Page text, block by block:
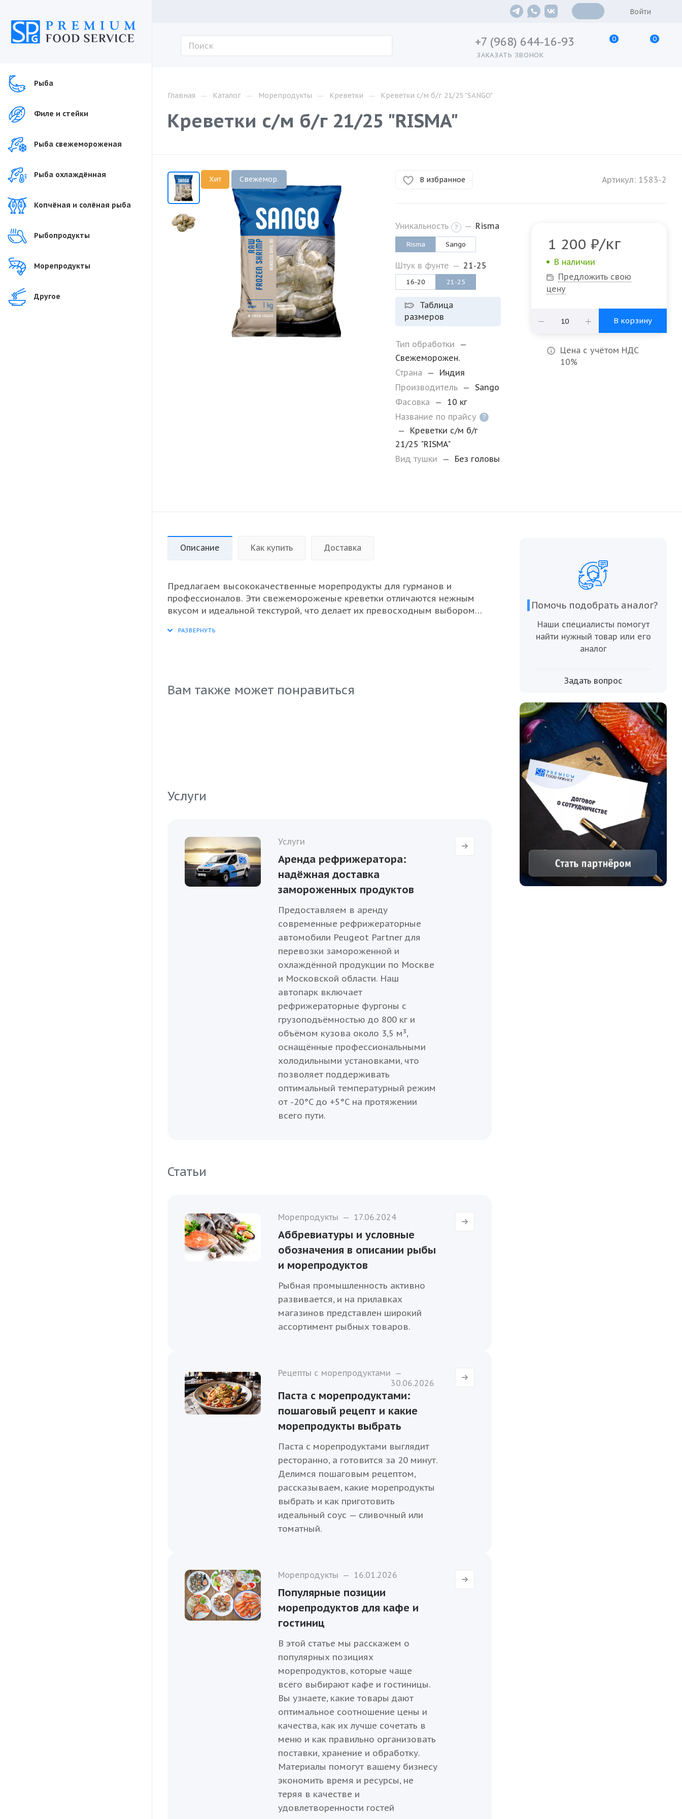
Войти
+7 (968) 644-16-93
ЗАКАЗАТЬ ЗВОНОК
0 0
Рыба
Филе и стейки
Рыба свежемороженая
Рыба охлаждённая
Копчёная и солёная рыба
Рыбопродукты
Морепродукты
Другое
Главная — Каталог — Морепродукты — Креветки — Креветки с/м б/г 21/25 "SANGO"
Креветки с/м б/г 21/25 "RISMA"
Хит Свежемор. В избранное Артикул: 1583-2
Уникальность ? — Risma
Risma Sango
Штук в фунте — 21-25
16-20 21-25
Таблица
размеров
Тип обработки
—
Свежеморожен.
Страна
—
Индия
Производитель —
Sango
Фасовка
—
10 кг
Название по прайсу
?
—
Креветки с/м б/г
21/25 "RISMA"
Вид тушки
— Без головы
1 200 ₽/кг
В наличии
Предложить свою
цену
В корзину
Цена с учётом НДС
10%
Описание Как купить Доставка
Предлагаем высококачественные морепродукты для гурманов и
профессионалов. Эти свежемороженые креветки отличаются нежным
вкусом и идеальной текстурой, что делает их превосходным выбором
качестве изысканной закуски, а также в более объемных кулинарных
отменном качестве!
Вам также может понравиться
Услуги
Услуги
Аренда рефрижератора:
надёжная доставка
замороженных продуктов
Предоставляем в аренду
современные рефрижераторные
автомобили Peugeot Partner для
перевозки замороженной и
охлаждённой продукции по Москве
и Московской области. Наш
автопарк включает
рефрижераторные фургоны с
грузоподъёмностью до 800 кг и
объёмом кузова около 3,5 м³,
оснащённые профессиональными
холодильными установками, что
позволяет поддерживать
оптимальный температурный режим
от -20°C до +5°C на протяжении
всего пути.
Статьи
Морепродукты — 17.06.2024
Аббревиатуры и условные
обозначения в описании рыбы
и морепродуктов
Рыбная промышленность активно
развивается, и на прилавках
магазинов представлен широкий
ассортимент рыбных товаров.
Рецепты с морепродуктами —
30.06.2026
Паста с морепродуктами:
пошаговый рецепт и какие
морепродукты выбрать
Паста с морепродуктами выглядит
ресторанно, а готовится за 20 минут.
Делимся пошаговым рецептом,
рассказываем, какие морепродукты
выбрать и как приготовить
идеальный соус — сливочный или
томатный.
Морепродукты — 16.01.2026
Популярные позиции
морепродуктов для кафе и
гостиниц
В этой статье мы расскажем о
популярных позициях
морепродуктов, которые чаще
всего выбирают кафе и гостиницы.
Вы узнаете, какие товары дают
оптимальное соотношение цены и
качества, как их лучше сочетать в
меню и как правильно организовать
поставки, хранение и обработку.
Материалы помогут вашему бизнесу
экономить время и ресурсы, не
теряя в качестве и
удовлетворенности гостей
Помочь подобрать аналог?
Наши специалисты помогут
найти нужный товар или его
аналог
Задать вопрос